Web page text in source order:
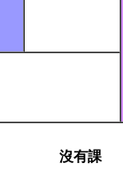
沒有課